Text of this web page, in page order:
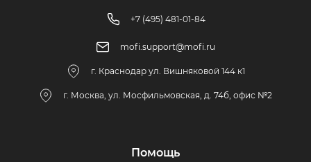
+7 (495) 481-01-84
mofi.support@mofi.ru
г. Краснодар ул. Вишняковой 144 к1
г. Москва, ул. Мосфильмовская, д. 74б, офис №2
Помощь